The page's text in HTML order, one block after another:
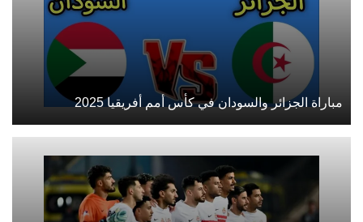
مباراة الجزائر والسودان في كأس أمم أفريقيا 2025